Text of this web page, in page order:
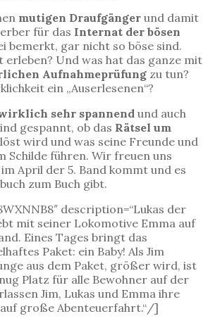
mutigen Draufgänger und damit
für das Internat der bösen
bemerkt, gar nicht so böse sind.
Und was hat das ganze mit
Aufnahmeprüfung zu tun?
ein „Auserlesenen“?
sehr spannend und auch
gespannt, ob das Rätsel um
wird und was seine Freunde und
Schilde führen. Wir freuen uns
April der 5. Band kommt und es
zum Buch gibt.
description=“Lukas der
mit seiner Lokomotive Emma auf
Eines Tages bringt das
Paket: ein Baby! Als Jim
aus dem Paket, größer wird, ist
Platz für alle Bewohner auf der
Jim, Lukas und Emma ihre
große Abenteuerfahrt.“/]